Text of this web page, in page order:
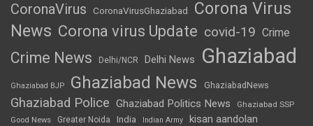
CoronaVirus CoronaVirusGhaziabad
Corona Virus
News Corona virus Update covid-19 Crime
Crime News Delhi/NCR Delhi News Ghaziabad
Ghaziabad BJP Ghaziabad News GhaziabadNews
Ghaziabad Police Ghaziabad Politics News Ghaziabad SSP
Good News Greater Noida India Indian Army kisan aandolan